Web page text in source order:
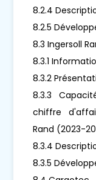
8.2.4
8.2.5
8.3 Ingersoll
8.3.1
8.3.2
8.3.3
chiffre
Rand (2023-
8.3.4
8.3.5